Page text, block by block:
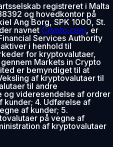
registreret i Malta
og hovedkontor på
Ang Borg, SPK 1000, St.
navnet Crypto.com, er
Services Authority
i henhold til
for kryptovalutaer,
Markets in Crypto
er bemyndiget til at
af kryptovalutaer til
til andre
og videresendelse af ordrer
kunder; 4. Udførelse af
af kunder; 5.
på vegne af
af kryptovalutaer